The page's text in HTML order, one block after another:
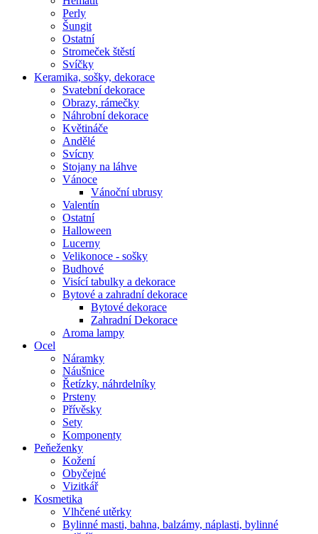
Perly
Šungit
Ostatní
Stromeček štěstí
Svíčky
Keramika, sošky, dekorace
Svatební dekorace
Obrazy, rámečky
Náhrobní dekorace
Květináče
Andělé
Svícny
Stojany na láhve
Vánoce
Vánoční ubrusy
Valentín
Ostatní
Halloween
Lucerny
Velikonoce - sošky
Budhové
Visící tabulky a dekorace
Bytové a zahradní dekorace
Bytové dekorace
Zahradní Dekorace
Aroma lampy
Ocel
Náramky
Náušnice
Řetízky, náhrdelníky
Prsteny
Přívěsky
Sety
Komponenty
Peňeženky
Kožení
Obyčejné
Vizitkář
Kosmetika
Vlhčené utěrky
Bylinné masti, bahna, balzámy, náplasti, bylinné